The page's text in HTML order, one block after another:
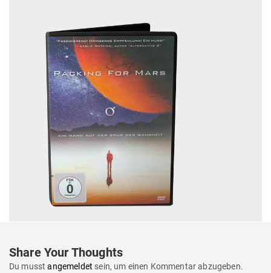
Share Your Thoughts
Du musstangemeldet sein, um einen Kommentar abzugeben.